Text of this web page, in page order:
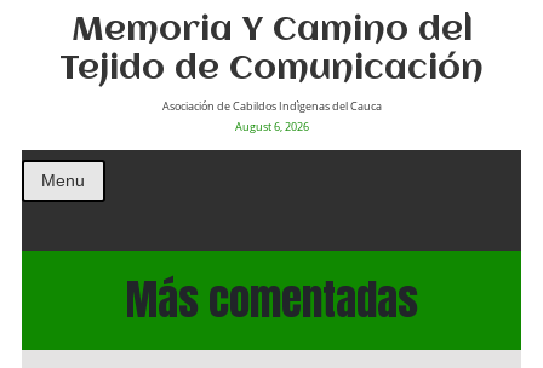
Memoria Y Camino del
Tejido de Comunicación
Asociación de Cabildos Indìgenas del Cauca
August 6, 2026
Menu
Más comentadas